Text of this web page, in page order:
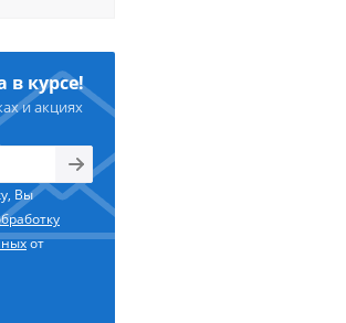
в курсе!
и акциях
Вы
от